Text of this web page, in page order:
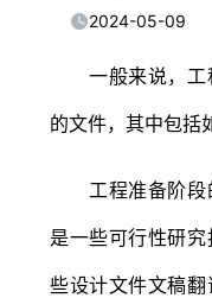
2024-05-09
一般来说，工
的文件，其中包括
工程准备阶段
是一些可行性研
些设计文件文稿